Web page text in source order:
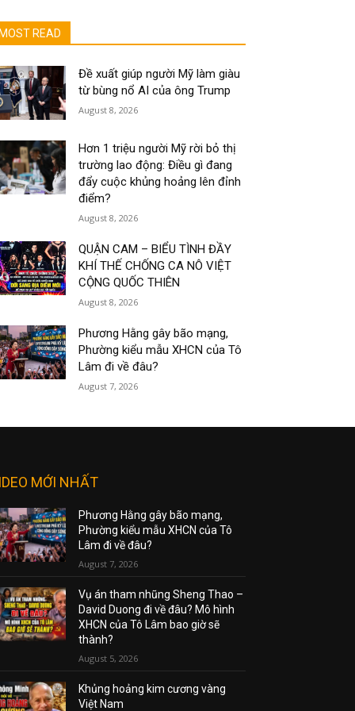
MOST READ
Đề xuất giúp người Mỹ làm giàu
từ bùng nổ AI của ông Trump
August 8, 2026
Hơn 1 triệu người Mỹ rời bỏ thị
trường lao động: Điều gì đang
đẩy cuộc khủng hoảng lên đỉnh
điểm?
August 8, 2026
QUẬN CAM – BIỂU TÌNH ĐẦY
KHÍ THẾ CHỐNG CA NÔ VIỆT
CỘNG QUỐC THIÊN
August 8, 2026
Phương Hằng gây bão mạng,
Phường kiểu mẫu XHCN của Tô
Lâm đi về đâu?
August 7, 2026
MỚI NHẤT
Phương Hằng gây bão mạng,
Phường kiểu mẫu XHCN của Tô
Lâm đi về đâu?
August 7, 2026
Vụ án tham nhũng Sheng Thao –
David Duong đi về đâu? Mô hình
XHCN của Tô Lâm bao giờ sẽ
thành?
August 5, 2026
Khủng hoảng kim cương vàng
Việt Nam